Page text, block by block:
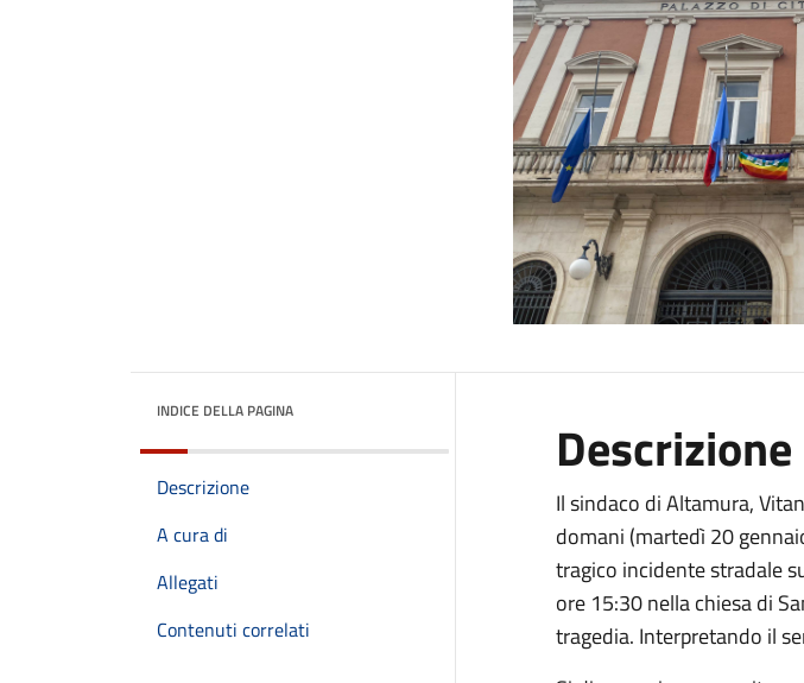
INDICE DELLA PAGINA
Descrizione
A cura di
Allegati
Contenuti correlati
Descrizione
Il sindaco di Altamura,
domani (martedì 20
tragico incidente stradale
ore 15:30 nella chiesa di
tragedia. Interpretando il